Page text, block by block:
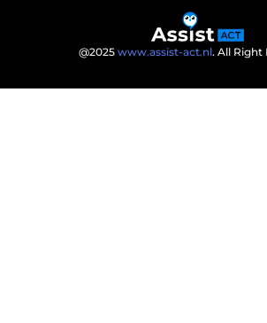
@2025 www.assist-act.nl. All Right